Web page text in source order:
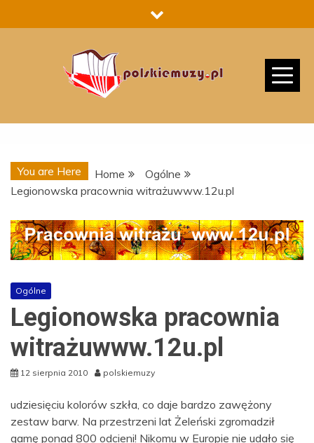
to
You are Here Home
Ogólne
Legionowska pracownia witrażuwww.12u.pl
Ogólne
Legionowska pracownia
witrażuwww.12u.pl
12 sierpnia 2010 polskiemuzy
udziesięciu kolorów szkła, co daje bardzo zawężony
zestaw barw. Na przestrzeni lat Żeleński zgromadził
gamę ponad 800 odcieni! Nikomu w Europie nie udało się